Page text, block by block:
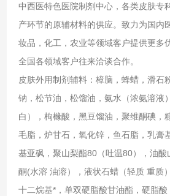
中西医特色医院制剂中心，各类皮肤专
产环节的原辅材料的供应。致力为国内
妆品，化工，农业等领域客户提供更多
全国各领域客户往来洽谈合作。
皮肤外用制剂辅料：樟脑，蜂蜡，滑石
钠，松节油，松馏油，氨水（浓氨溶液
白），枸橼酸，黑豆馏油，聚维酮碘，
毛脂，炉甘石，氧化锌，鱼石脂，乳膏
基亚砜，聚山梨酯80（吐温80），油
酮(水溶 油溶），液状石蜡（轻质 重质
十二烷基*，单双硬脂酸甘油酯，硬脂